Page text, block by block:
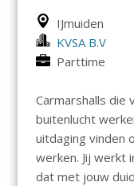
IJmuiden
KVSA B.V
Parttime
Carmarshalls die
buitenlucht
uitdaging vinden
werken. Jij werkt
dat met jouw